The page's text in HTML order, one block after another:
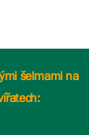
šelmami na